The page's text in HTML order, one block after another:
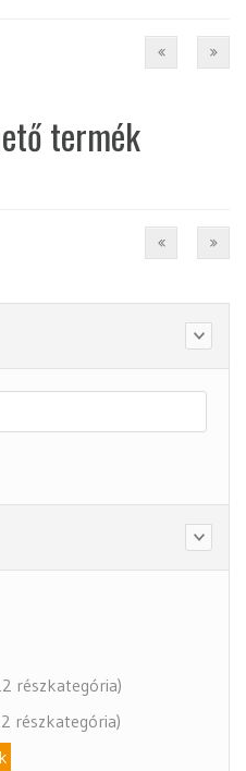
termék
részkategória)
részkategória)